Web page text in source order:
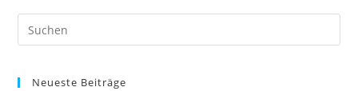
Neueste Beiträge